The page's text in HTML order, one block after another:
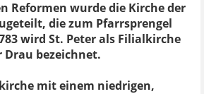
Reformen wurde die Kirche der
die zum Pfarrsprengel
wird St. Peter als Filialkirche
bezeichnet.
mit einem niedrigen,